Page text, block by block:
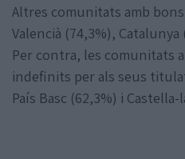
Altres comunitats amb
Valencià (74,3%), Catalunya
Per contra, les comunitats
indefinits per als seus
País Basc (62,3%) i